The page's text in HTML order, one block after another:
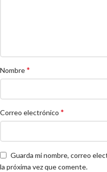
Nombre*
Correo electrónico *
Guarda mi nombre, correo
la próxima vez que comente.